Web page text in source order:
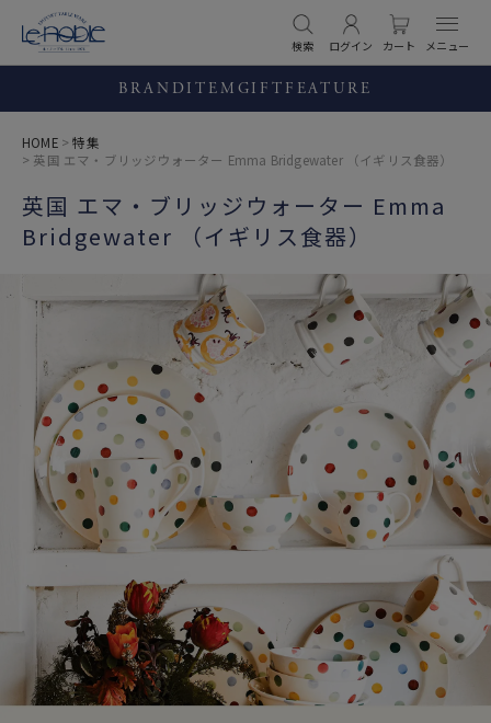
検索 ログイン カート
BRANDITEM GIFT FEATURE
HOME
特集
英国 エマ・ブリッジウォーター Emma Bridgewater （イギリス食器）
英国 エマ・ブリッジウォーター Emma
Bridgewater （イギリス食器）